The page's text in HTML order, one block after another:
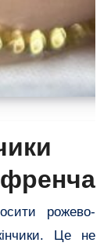
френча
рожево-
Це не